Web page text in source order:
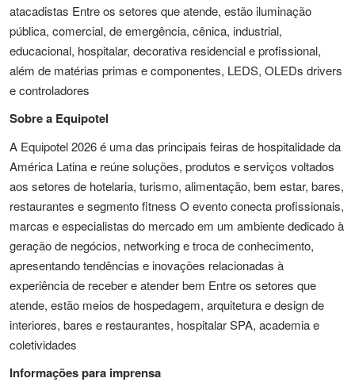
atacadistas Entre os setores que atende, estão iluminação
pública, comercial, de emergência, cênica, industrial,
educacional, hospitalar, decorativa residencial e profissional,
além de matérias primas e componentes, LEDS, OLEDs drivers
e controladores
Sobre a Equipotel
A Equipotel 2026 é uma das principais feiras de hospitalidade da
América Latina e reúne soluções, produtos e serviços voltados
aos setores de hotelaria, turismo, alimentação, bem estar, bares,
restaurantes e segmento fitness O evento conecta profissionais,
marcas e especialistas do mercado em um ambiente dedicado à
geração de negócios, networking e troca de conhecimento,
apresentando tendências e inovações relacionadas à
experiência de receber e atender bem Entre os setores que
atende, estão meios de hospedagem, arquitetura e design de
interiores, bares e restaurantes, hospitalar SPA, academia e
coletividades
Informações para imprensa